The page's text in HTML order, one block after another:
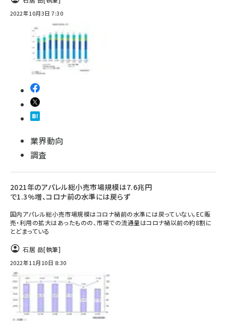
2022年10月3日 7:30
業界動向
調査
2021年のアパレル総小売市場規模は7.6兆円
で1.3%増、コロナ前の水準には戻らず
国内アパレル総小売市場規模はコロナ禍前の水準には戻っていない。EC販
売・利用の拡大はあったものの、市場での流通量はコロナ禍以前の約8割に
とどまっている
石居 岳[執筆]
2022年11月10日 8:30